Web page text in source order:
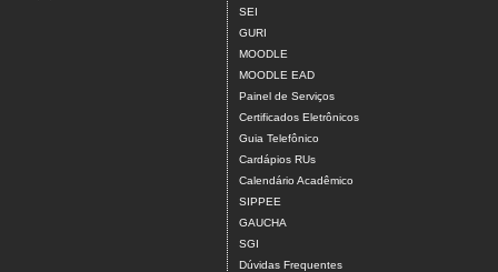
SEI
GURI
MOODLE
MOODLE EAD
Painel de Serviços
Certificados Eletrônicos
Guia Telefônico
Cardápios RUs
Calendário Acadêmico
SIPPEE
GAUCHA
SGI
Dúvidas Frequentes